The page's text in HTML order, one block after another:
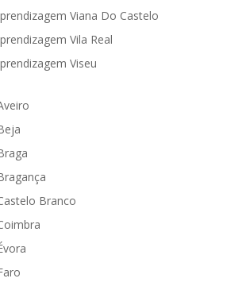
Viana Do Castelo
Vila Real
Viseu
Branco